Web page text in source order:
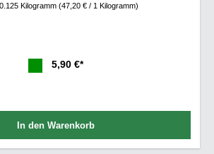
0.125 Kilogramm (47,20 € / 1 Kilogramm)
5,90 €*
In den Warenkorb